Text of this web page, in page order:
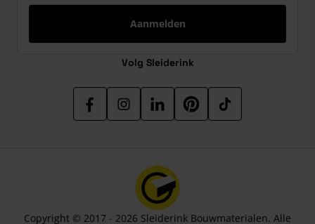
Aanmelden
Volg Sleiderink
Copyright © 2017 - 2026 Sleiderink Bouwmaterialen. Alle